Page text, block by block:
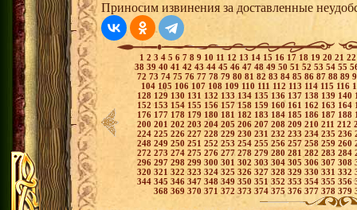
Приносим извинения за доставленные
1 2 3 4 5 6 7 8 9 10 11 12 13 14 15 16 17 18 19 20 21
38 39 40 41 42 43 44 45 46 47 48 49 50 51 52 53 54 55
72 73 74 75 76 77 78 79 80 81 82 83 84 85 86 87 88 89
104 105 106 107 108 109 110 111 112 113 114 115 116
128 129 130 131 132 133 134 135 136 137 138 139 140
152 153 154 155 156 157158 159 160 161 162 163 164
176 177 178 179 180 181 182 183 184 185 186 187 188
200 201 202 203 204 205 206 207 208 209 210 211 212
224 225 226 227 228 229 230 231 232 233 234 235 236
248 249 250 251 252 253 254 255 256 257 258 259 260
272 273 274 275 276 277 278 279 280 281 282 283 284
296 297 298 299 300 301 302 303 304 305 306 307 308
320 321 322 323 324 325 326 327 328 329 330 331 332
344 345 346 347 348 349 350 351 352 353 354 355 356
368 369 370 371 372 373 374 375 376 377 378 379